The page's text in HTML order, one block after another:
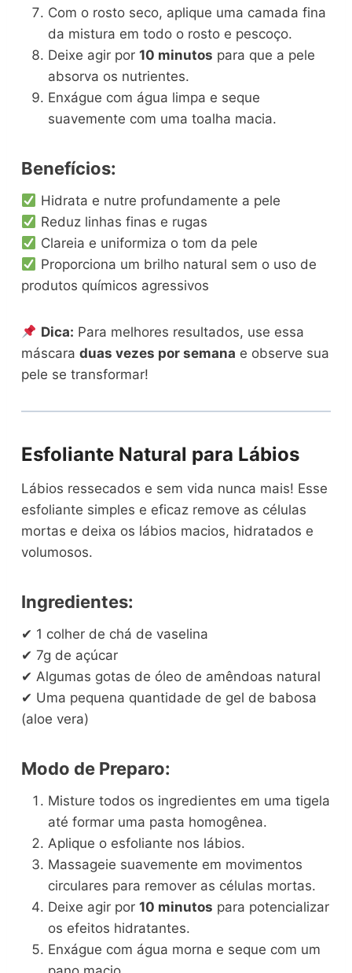
Com o rosto seco, aplique uma camada fina
da mistura em todo o rosto e pescoço.
Deixe agir por10 minutos para que a pele
absorva os nutrientes.
Enxágue com água limpa e seque
suavemente com uma toalha macia.
Benefícios:
Hidrata e nutre profundamente a pele
Reduz linhas finas e rugas
Clareia e uniformiza o tom da pele
Proporciona um brilho natural sem o uso de
produtos químicos agressivos
Dica: Para melhores resultados, use essa
máscaraduas vezes por semana e observe sua
pele se transformar!
Esfoliante Natural para Lábios
Lábios ressecados e sem vida nunca mais! Esse
esfoliante simples e eficaz remove as células
mortas e deixa os lábios macios, hidratados e
volumosos.
Ingredientes:
✔ 1 colher de chá de vaselina
✔ 7g de açúcar
✔ Algumas gotas de óleo de amêndoas natural
✔ Uma pequena quantidade de gel de babosa
(aloe vera)
Modo de Preparo:
Misture todos os ingredientes em uma tigela
até formar uma pasta homogênea.
Aplique o esfoliante nos lábios.
Massageie suavemente em movimentos
circulares para remover as células mortas.
Deixe agir por10 minutos para potencializar
os efeitos hidratantes.
Enxágue com água morna e seque com um